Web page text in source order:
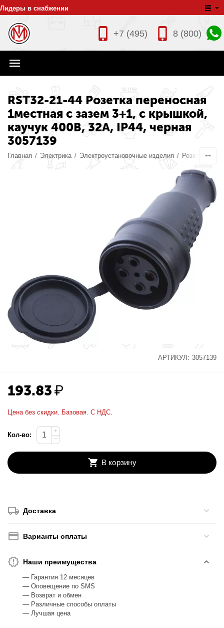
Лидеры в снабжении
8 (800)
+7 (495)
RST32-21-44 Розетка переносная
1местная c зазем 3+1, с крышкой,
каучук 400В, 32А, IP44, черная
3057139
Главная / Электрика / Электроустановочные изделия / Розетки
АРТИКУЛ: 3057139
193.83₽
Цена без скидки. Базовая. С НДС.
Кол-во:
+
−
В корзину
Доставка
Варианты оплаты
Наши преимущества
— Гарантия 12 месяцев
— Оповещение по SMS
— Возврат и обмен
— Различные способы оплаты
— Лучшая цена